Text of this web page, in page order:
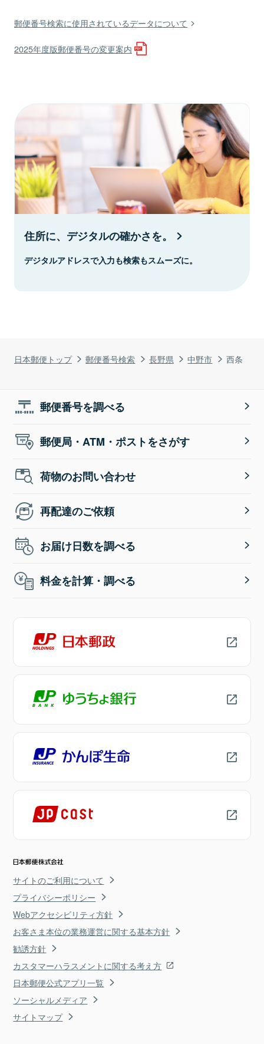
日本郵便トップ 郵便番号検索 長野県 中野市 西条
郵便番号検索に使用されているデータについて
2025年度版郵便番号の変更案内
住所に、デジタルの確かさを。
デジタルアドレスで入力も検索もスムーズに。
郵便番号を調べる
郵便局・ATM・ポストをさがす
荷物のお問い合わせ
再配達のご依頼
お届け日数を調べる
料金を計算・調べる
サイトのご利用について
プライバシーポリシー
Webアクセシビリティ方針
お客さま本位の業務運営に関する基本方針
勧誘方針
カスタマーハラスメントに関する考え方
日本郵便公式アプリ一覧
ソーシャルメディア
サイトマップ